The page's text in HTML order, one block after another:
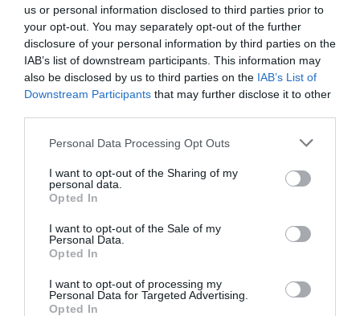
us or personal information disclosed to third parties prior to
your opt-out. You may separately opt-out of the further
disclosure of your personal information by third parties on the
IAB’s list of downstream participants. This information may
also be disclosed by us to third parties on the IAB’s List of
Downstream Participants that may further disclose it to other
Personal Data Processing Opt Outs
I want to opt-out of the Sharing of my
personal data.
Opted In
I want to opt-out of the Sale of my
Personal Data.
Opted In
I want to opt-out of processing my
Personal Data for Targeted Advertising.
Opted In
del silencio, del respeto y de la más absurda de las
vanidades, pues todas ellas quedan envueltas en nada
al llegar al Campo Santo, meta final de la vanidad, del
orgullo y del poder.